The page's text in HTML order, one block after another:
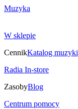
Muzyka
W sklepie
CennikKatalog muzyki
Radia In-store
ZasobyBlog
Centrum pomocy